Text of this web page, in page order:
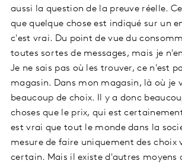
aussi la question de la preuve réelle.
que quelque chose est indiqué sur un
c'est vrai. Du point de vue du
toutes sortes de messages, mais je
Je ne sais pas où les trouver, ce n'est
magasin. Dans mon magasin, là où je
beaucoup de choix. Il y a donc
choses que le prix, qui est
est vrai que tout le monde dans la
mesure de faire uniquement des choix
certain. Mais il existe d'autres moyens